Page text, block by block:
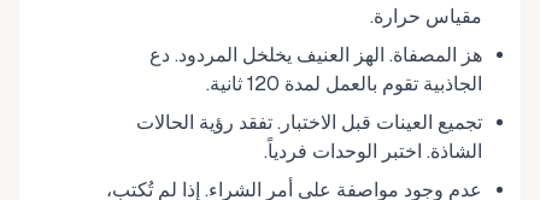
مقياس حرارة.
هز المصفاة. الهز العنيف يخلخل المردود. دع
الجاذبية تقوم بالعمل لمدة 120 ثانية.
تجميع العينات قبل الاختبار. تفقد رؤية الحالات
الشاذة. اختبر الوحدات فردياً.
عدم وجود مواصفة على أمر الشراء. إذا لم تُكتب،